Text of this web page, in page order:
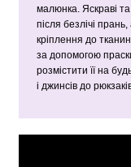
малюнка. Яскраві
після безлічі
кріплення до
за допомогою
розмістити її на
і джинсів до